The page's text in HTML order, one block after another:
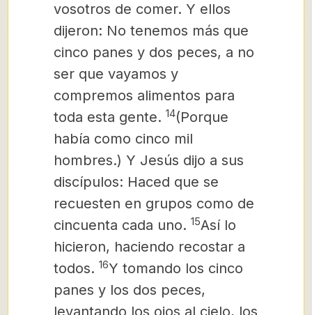
vosotros de comer. Y ellos
dijeron: No tenemos más que
cinco panes y dos peces, a no
ser que vayamos y
compremos alimentos para
toda esta gente. 14(Porque
había como cinco mil
hombres.) Y Jesús dijo a sus
discípulos: Haced que se
recuesten en grupos como de
cincuenta cada uno. 15Así lo
hicieron, haciendo recostar a
todos. 16Y tomando los cinco
panes y los dos peces,
levantando los ojos al cielo, los